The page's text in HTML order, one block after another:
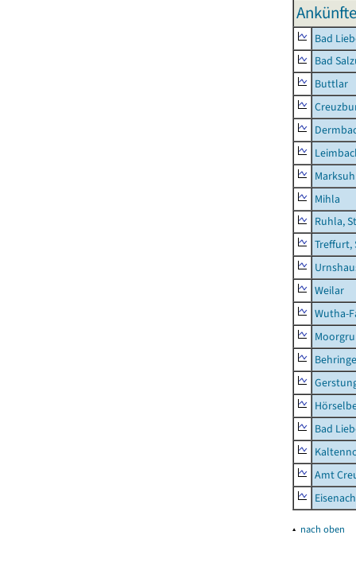
Bad
Bad
Buttlar
Mihla
Ruhla,
Treffurt,
Weilar
Wutha-
Bad
Amt
▴ nach oben